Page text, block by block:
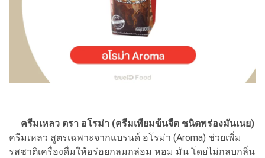
ครีมเหลว ตรา อโรม่า (ครีมเทียมข้นจืด ชนิดพร่องมันเนย)
ครีมเหลว สูตรเฉพาะจากแบรนด์ อโรม่า (Aroma) ช่วยเพิ่ม
รสชาติเครื่องดื่มให้อร่อยกลมกล่อม หอม มัน โดยไม่กลบกลิ่น